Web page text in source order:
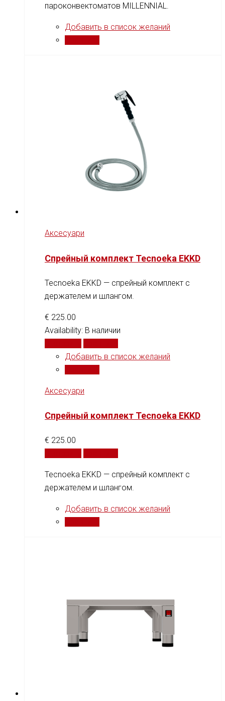
пароконвектоматов MILLENNIAL.
Добавить в список желаний
Аксесуари
Спрейный комплект Tecnoeka EKKD
Tecnoeka EKKD — спрейный комплект с
держателем и шлангом.
€ 225.00
Availability: В наличии
Добавить в список желаний
Аксесуари
Спрейный комплект Tecnoeka EKKD
€ 225.00
Tecnoeka EKKD — спрейный комплект с
держателем и шлангом.
Добавить в список желаний